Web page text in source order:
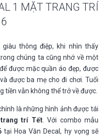
1 MẶT TRANG TRÍ
thông điệp, khi nhìn thấy
chúng ta cũng nhớ về một
được mặc quần áo đẹp, được
được ba mẹ cho đi chơi. Tuổi
tiền vẫn không thể trở về được.
là những hình ảnh được tái
trí Tết. Với combo mẫu
tại Hoa Văn Decal, hy vọng sẽ